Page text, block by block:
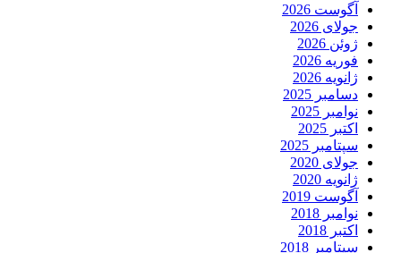
آگوست 2026
جولای 2026
ژوئن 2026
فوریه 2026
ژانویه 2026
دسامبر 2025
نوامبر 2025
اکتبر 2025
سپتامبر 2025
جولای 2020
ژانویه 2020
آگوست 2019
نوامبر 2018
اکتبر 2018
سپتامبر 2018